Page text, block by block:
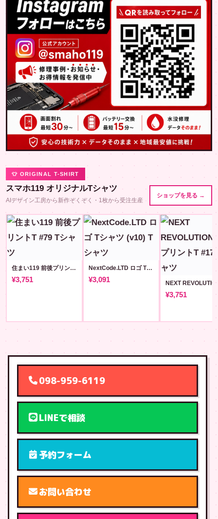
👕 ORIGINAL T-SHIRT
スマホ119 オリジナルTシャツ
AIデザイン工房から新作ぞくぞく・1枚から受注生産
ショップを見る →
住まい119 前後プリントT #79
¥3,751
NextCode.LTD ロゴ Tシャツ (v10)
¥3,091
¥3,751
098-959-6119
LINEで相談
予約フォーム
お問い合わせ